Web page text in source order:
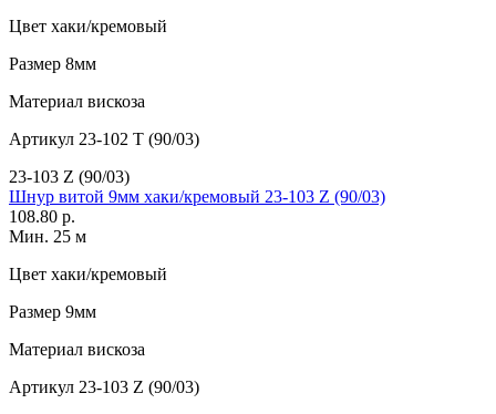
Цвет хаки/кремовый
Размер 8мм
Материал вискоза
Артикул 23-102 T (90/03)
23-103 Z (90/03)
Шнур витой 9мм хаки/кремовый 23-103 Z (90/03)
108.80 р.
Мин. 25 м
Цвет хаки/кремовый
Размер 9мм
Материал вискоза
Артикул 23-103 Z (90/03)